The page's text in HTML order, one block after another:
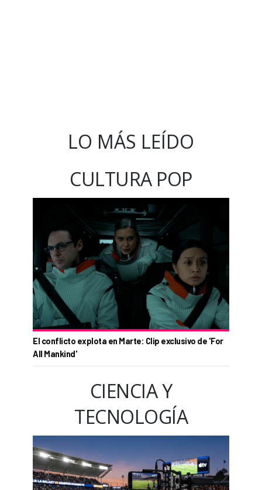
LO MÁS LEÍDO
CULTURA POP
El conflicto explota en Marte: Clip exclusivo de 'For
All Mankind'
CIENCIA Y
TECNOLOGÍA